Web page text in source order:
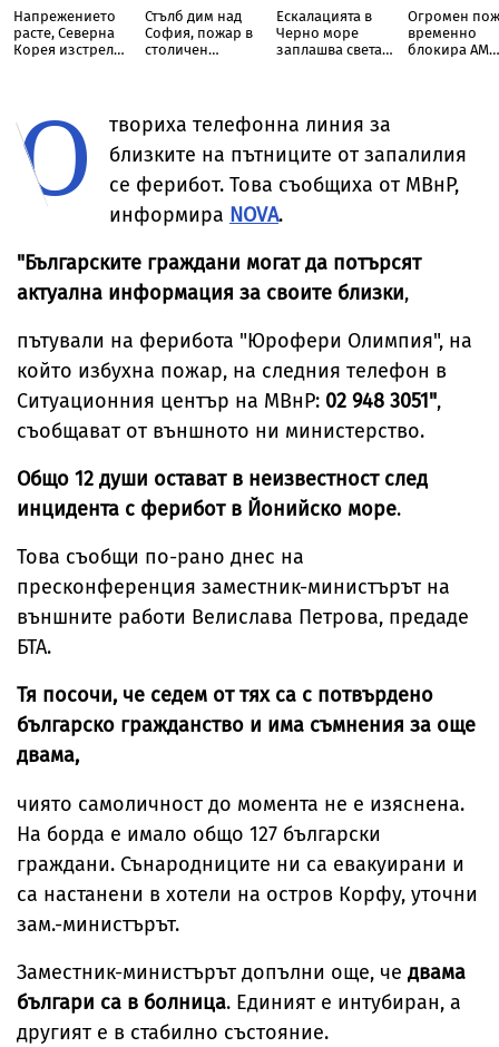
Напрежението
расте, Северна
Корея изстреля
Стълб дим над
София, пожар в
столичен
Ескалацията в
Черно море
заплашва света с
Огромен
временно
блокира АМ
О
твориха телефонна линия за
близките на пътниците от запалилия
се ферибот. Това съобщиха от МВнР,
информира NOVA.
"Българските граждани могат да потърсят
актуална информация за своите близки,
пътували на ферибота "Юрофери Олимпия", на
който избухна пожар, на следния телефон в
Ситуационния център на МВнР: 02 948 3051",
съобщават от външното ни министерство.
Общо 12 души остават в неизвестност след
инцидента с ферибот в Йонийско море.
Това съобщи по-рано днес на
пресконференция заместник-министърът на
външните работи Велислава Петрова, предаде
БТА.
Тя посочи, че седем от тях са с потвърдено
българско гражданство и има съмнения за още
двама,
чиято самоличност до момента не е изяснена.
На борда е имало общо 127 български
граждани. Сънародниците ни са евакуирани и
са настанени в хотели на остров Корфу, уточни
зам.-министърът.
Заместник-министърът допълни още, че двама
българи са в болница. Единият е интубиран, а
другият е в стабилно състояние.